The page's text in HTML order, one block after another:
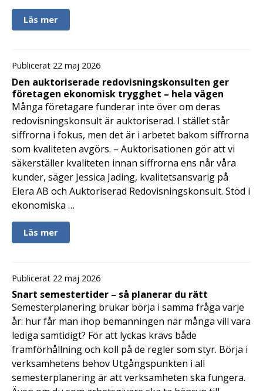
Läs mer
Publicerat 22 maj 2026
Den auktoriserade redovisningskonsulten ger
företagen ekonomisk trygghet – hela vägen
Många företagare funderar inte över om deras
redovisningskonsult är auktoriserad. I stället står
siffrorna i fokus, men det är i arbetet bakom siffrorna
som kvaliteten avgörs. – Auktorisationen gör att vi
säkerställer kvaliteten innan siffrorna ens når våra
kunder, säger Jessica Jading, kvalitetsansvarig på
Elera AB och Auktoriserad Redovisningskonsult. Stöd i
ekonomiska …
Läs mer
Publicerat 22 maj 2026
Snart semestertider – så planerar du rätt
Semesterplanering brukar börja i samma fråga varje
år: hur får man ihop bemanningen när många vill vara
lediga samtidigt? För att lyckas krävs både
framförhållning och koll på de regler som styr. Börja i
verksamhetens behov Utgångspunkten i all
semesterplanering är att verksamheten ska fungera.